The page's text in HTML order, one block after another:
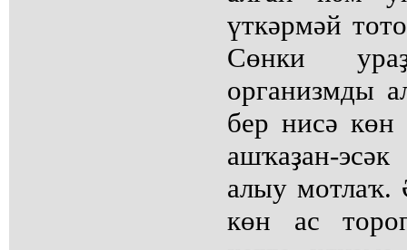
үткәрмәй
Сөнки
организмды
бер нисә көн
ашҡаҙан-
алыу мотлаҡ.
көн ас